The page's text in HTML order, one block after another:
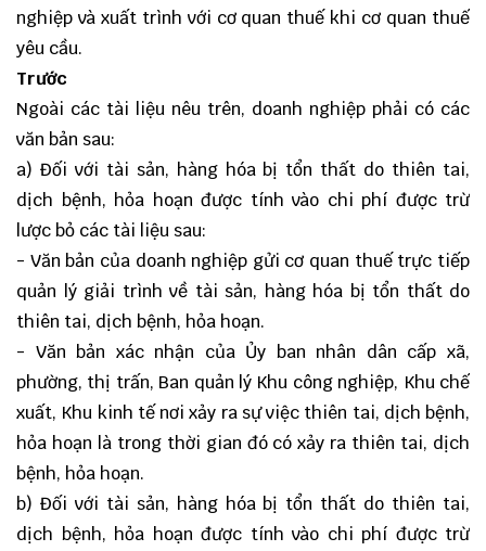
nghiệp và xuất trình với cơ quan thuế khi cơ quan thuế
yêu cầu.
Trước
Ngoài các tài liệu nêu trên, doanh nghiệp phải có các
văn bản sau:
a) Đối với tài sản, hàng hóa bị tổn thất do thiên tai,
dịch bệnh, hỏa hoạn được tính vào chi phí được trừ
lược bỏ các tài liệu sau:
- Văn bản của doanh nghiệp gửi cơ quan thuế trực tiếp
quản lý giải trình về tài sản, hàng hóa bị tổn thất do
thiên tai, dịch bệnh, hỏa hoạn.
- Văn bản xác nhận của Ủy ban nhân dân cấp xã,
phường, thị trấn, Ban quản lý Khu công nghiệp, Khu chế
xuất, Khu kinh tế nơi xảy ra sự việc thiên tai, dịch bệnh,
hỏa hoạn là trong thời gian đó có xảy ra thiên tai, dịch
bệnh, hỏa hoạn.
b) Đối với tài sản, hàng hóa bị tổn thất do thiên tai,
dịch bệnh, hỏa hoạn được tính vào chi phí được trừ